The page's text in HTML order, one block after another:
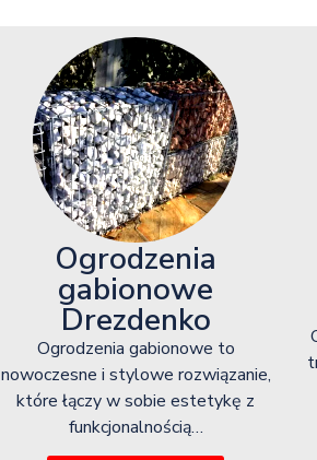
Ogrodzenia
gabionowe
Drezdenko
Ogrodzenia gabionowe to
nowoczesne i stylowe rozwiązanie,
które łączy w sobie estetykę z
funkcjonalnością…